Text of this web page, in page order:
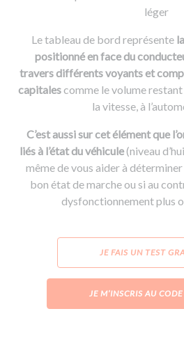
léger
Le tableau de bord représente
positionné en face du
travers différents voyants et
capitalescomme le volume
la vitesse, à
C’est aussi sur cet élément que
liés à l’état du véhicule(niveau
même de vous aider à
bon état de marche ou si au
dysfonctionnement plus
JE FAIS UN TEST
JE M’INSCRIS AU